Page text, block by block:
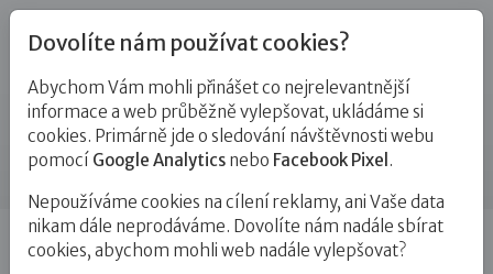
Jak probíhá doprovázení v Dobré
rodině
Úvod Pro zájemce o služby
Doprovázení pěstounů
Jak probíhá doprovázení v Dobré rodině
Dovolíte nám používat cookies?
Abychom Vám mohli přinášet co nejrelevantnější
informace a web průběžně vylepšovat, ukládáme si
cookies. Primárně jde o sledování návštěvnosti webu
pomocí Google Analytics nebo Facebook Pixel .
Nepoužíváme cookies na cílení reklamy, ani Vaše data
nikam dále neprodáváme. Dovolíte nám nadále sbírat
cookies, abychom mohli web nadále vylepšovat?